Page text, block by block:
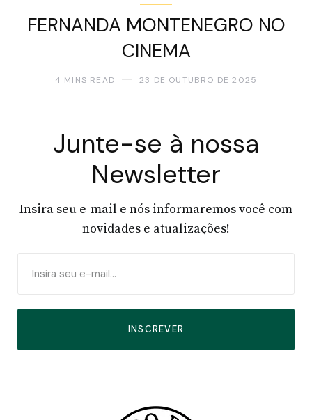
FERNANDA MONTENEGRO NO
CINEMA
4 MINS READ 23 DE OUTUBRO DE 2025
Junte-se à nossa
Newsletter
Insira seu e-mail e nós informaremos você com
novidades e atualizações!
INSCREVER